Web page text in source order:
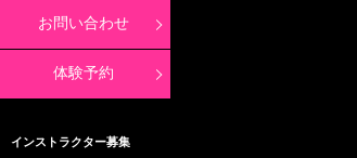
インストラクター募集
お問い合わせ
体験予約